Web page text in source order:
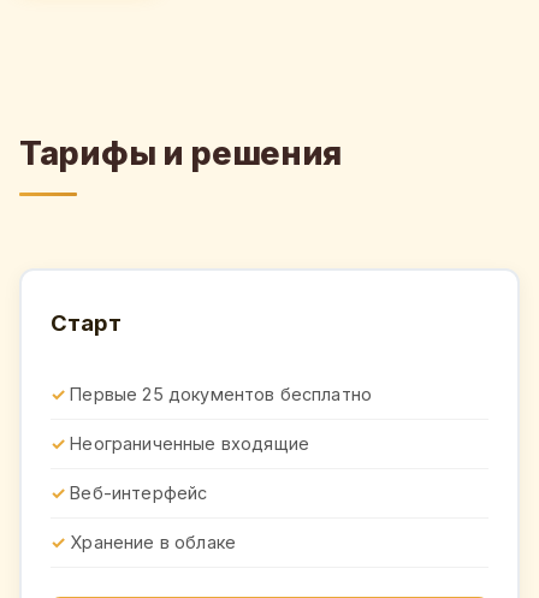
Тарифы и решения
Старт
Первые 25 документов бесплатно
Неограниченные входящие
Веб-интерфейс
Хранение в облаке